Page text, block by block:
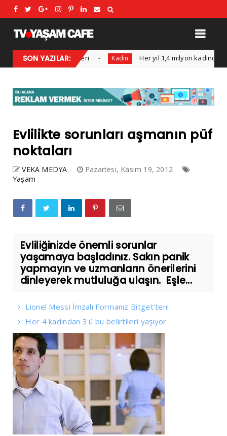
SON YAZILAR:
Öne Çıkan Trendleri Kadın Her yıl 1,4 milyon kadında
Evlilikte sorunları aşmanın püf
noktaları
VEKA MEDYA
Pazartesi, Kasım 19, 2012
Yaşam
Evliliğinizde önemli sorunlar
yaşamaya başladınız. Sakın panik
yapmayın ve uzmanların önerilerini
dinleyerek mutluluğa ulaşın. Eşle...
Lionel Messi İmzalı Formanız Bitget’ten!
Her 4 kadından 3'ü bu belirtileri yaşıyor